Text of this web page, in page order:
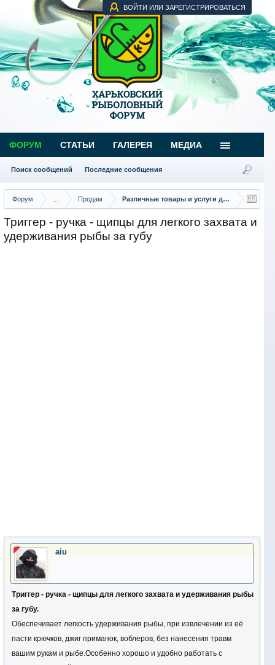
ВОЙТИ ИЛИ ЗАРЕГИСТРИРОВАТЬСЯ
Форум Продам Различные товары и услуги для рыбаков
Триггер - ручка - щипцы для легкого захвата и
удерживания рыбы за губу
aiu
Триггер - ручка - щипцы для легкого захвата и удерживания рыбы
за губу.
Обеспечивает легкость удерживания рыбы, при извлечении из её
пасти крючков, джиг приманок, воблеров, без нанесения травм
вашим рукам и рыбе.Особенно хорошо и удобно работать с
ФОРУМ
Поиск сообщений Последние сообщения
СТАТЬИ ГАЛЕРЕЯ МЕДИА